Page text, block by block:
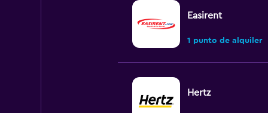
Easirent
1 punto de alquiler
Hertz